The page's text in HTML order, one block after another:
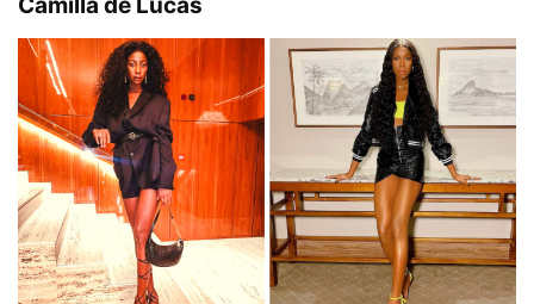
Camilla de Lucas